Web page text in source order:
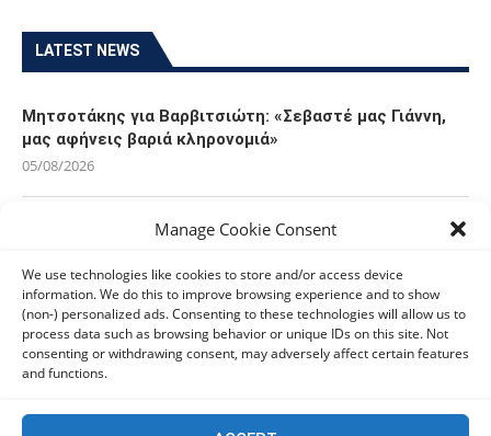
Manage Cookie Consent
We use technologies like cookies to store and/or access device
information. We do this to improve browsing experience and to show
(non-) personalized ads. Consenting to these technologies will allow us to
process data such as browsing behavior or unique IDs on this site. Not
consenting or withdrawing consent, may adversely affect certain features
and functions.
LATEST NEWS
Μητσοτάκης για Βαρβιτσιώτη: «Σεβαστέ μας Γιάννη,
μας αφήνεις βαριά κληρονομιά»
05/08/2026
Ανδρουλάκης: Η κλιματική κρίση δεν μπορεί να
κρατικού μηχανισμού
05/08/2026
Ελπίδα για τη Δημοκρατία: Αποχώρησε η Κατερίνα
05/08/2026